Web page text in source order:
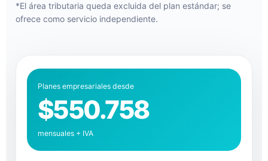
*El área tributaria queda excluida del plan estándar; se
ofrece como servicio independiente.
Planes empresariales desde
$550.758
mensuales + IVA